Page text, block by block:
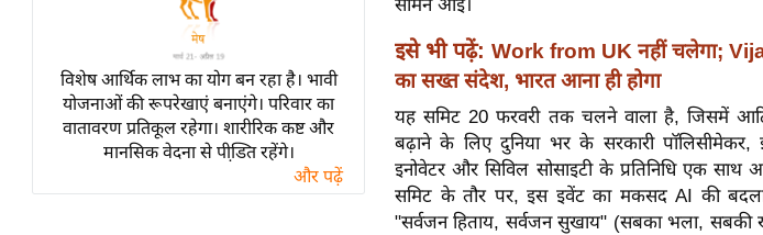
व्रत
त्योहार
राशिफल
विशेष
विशेष आर्थिक लाभ का योग बन रहा है। भावी
योजनाओं की रूपरेखाएं बनाएंगे। परिवार का
वातावरण प्रतिकूल रहेगा। शारीरिक कष्ट और
मानसिक वेदना से पीडि़त रहेंगे।
और पढ़ें
सामने आईं।
इसे भी पढ़ें: Work from UK नहीं चलेगा;
का सख्त संदेश, भारत आना ही होगा
यह समिट 20 फरवरी तक चलने वाला है, जिसमें
बढ़ाने के लिए दुनिया भर के सरकारी पॉलिसीमेकर,
इनोवेटर और सिविल सोसाइटी के प्रतिनिधि एक
समिट के तौर पर, इस इवेंट का मकसद AI की
"सर्वजन हिताय, सर्वजन सुखाय" (सबका भला,